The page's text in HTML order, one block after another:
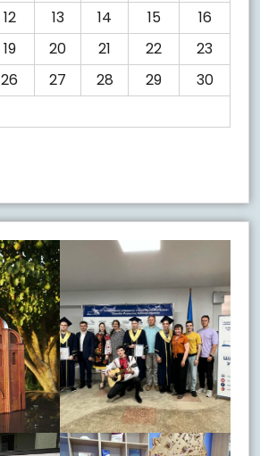
12 13 14 15
16
19 20 21 22
23
26 27 28 29
30